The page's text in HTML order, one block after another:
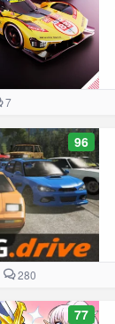
7
96
280
77